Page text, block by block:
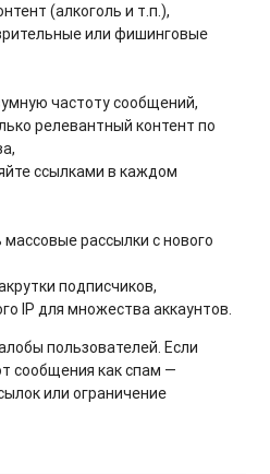
(алкоголь и т.п.),
или фишинговые
частоту сообщений,
релевантный контент по
ссылками в каждом
массовые рассылки с нового
подписчиков,
IP для множества аккаунтов.
пользователей. Если
сообщения как спам —
или ограничение